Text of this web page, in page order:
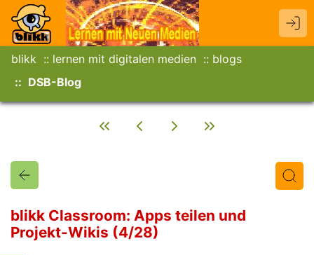
blikk lernen mit digitalen medien
blogs
DSB-Blog
blikk Classroom: Apps teilen und
Projekt-Wikis (4/28)